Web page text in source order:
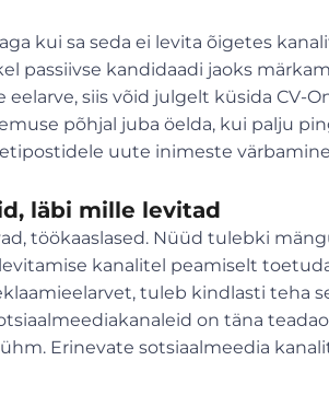
kui sa seda ei levita õigetes
passiivse kandidaadi jaoks
siis võid julgelt küsida CV-
põhjal juba öelda, kui palju
uute inimeste
läbi mille levitad
töökaaslased. Nüüd tulebki
kanalitel peamiselt
tuleb kindlasti teha
on täna
Erinevate sotsiaalmeedia